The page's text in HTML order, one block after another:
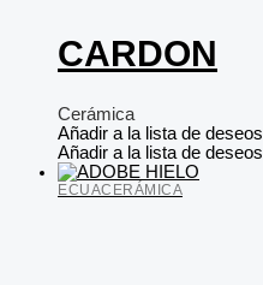
CARDON
Cerámica
Añadir a la lista de deseos
Añadir a la lista de deseos
ECUACERÁMICA